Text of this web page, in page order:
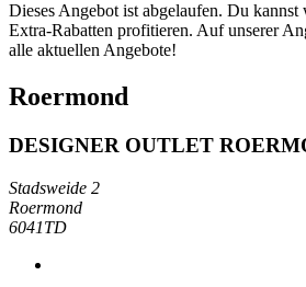
Dieses Angebot ist abgelaufen. Du
Extra-Rabatten profitieren. Auf unserer
alle aktuellen Angebote!
Roermond
DESIGNER OUTLET
Stadsweide 2
Roermond
6041TD